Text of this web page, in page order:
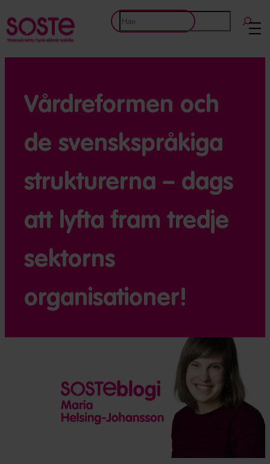
Etsi
Vårdreformen och
de svensk­språkiga
strukturerna – dags
att lyfta fram tredje
sektorns
organisationer!